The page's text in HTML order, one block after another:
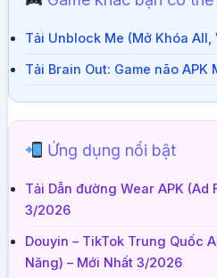
Tải Unblock Me (Mở Khóa All,
Tải Brain Out: Game não APK
Ứng dụng nổi bật
Tải Dẫn đường Wear APK (Ad
3/2026
Douyin – TikTok Trung Quốc
Năng) – Mới Nhất 3/2026